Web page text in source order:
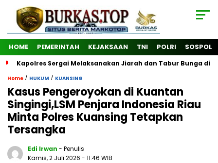
HOME PEMERINTAH KEJAKSAAN TNI POLRI SOSPOL
Kapolres Sergai Melaksanakan Jiarah dan Tabur Bunga di
Home / HUKUM / KUANSING
Kasus Pengeroyokan di Kuantan
Singingi,LSM Penjara Indonesia Riau
Minta Polres Kuansing Tetapkan
Tersangka
Edi Irwan - Penulis
Kamis, 2 Juli 2026 - 11:46 WIB